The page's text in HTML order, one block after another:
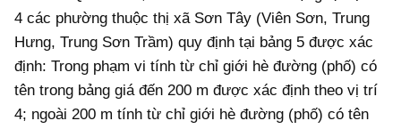
4 các phường thuộc thị xã Sơn Tây (Viên Sơn, Trung
Hưng, Trung Sơn Trầm) quy định tại bảng 5 được xác
định: Trong phạm vi tính từ chỉ giới hè đường (phố) có
tên trong bảng giá đến 200 m được xác định theo vị trí
4; ngoài 200 m tính từ chỉ giới hè đường (phố) có tên